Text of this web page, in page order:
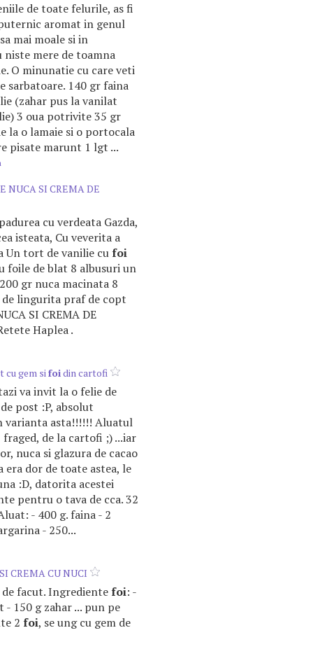
de toate felurile, as fi
aromat in genul
mai moale si in
niste mere de toamna
O minunatie cu care veti
sarbatoare. 140 gr faina
(zahar pus la vanilat
3 oua potrivite 35 gr
la o lamaie si o portocala
pisate marunt 1 lgt ...
NUCA SI CREMA DE
cu verdeata Gazda,
isteata, Cu veverita a
Un tort de vanilie cufoi
foile de blat 8 albusuri un
gr nuca macinata 8
lingurita praf de copt
SI CREMA DE
Haplea .
cu gem sifoidin cartofi
va invit la o felie de
post :P, absolut
varianta asta!!!!!! Aluatul
de la cartofi ;) ...iar
nuca si glazura de cacao
era dor de toate astea, le
:D, datorita acestei
pentru o tava de cca. 32
- 400 g. faina - 2
- 250...
CREMA CU NUCI
facut. Ingredientefoi: -
- 150 g zahar ... pun pe
2 foi, se ung cu gem de